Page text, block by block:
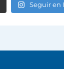
Seguir en